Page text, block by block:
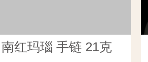
红玛瑙 手链 21克